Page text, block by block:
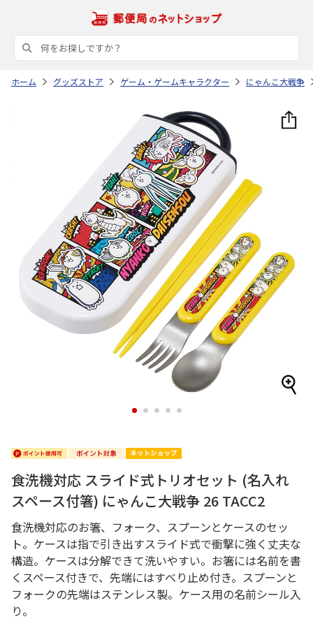
ホーム グッズストア ゲーム・ゲームキャラクター にゃんこ大戦争
1 2 3 4 5
食洗機対応 スライド式トリオセット (名入れ
スペース付箸) にゃんこ大戦争 26 TACC2
食洗機対応のお箸、フォーク、スプーンとケースのセッ
ト。ケースは指で引き出すスライド式で衝撃に強く丈夫な
構造。ケースは分解できて洗いやすい。お箸には名前を書
くスペース付きで、先端にはすべり止め付き。スプーンと
フォークの先端はステンレス製。ケース用の名前シール入
り。